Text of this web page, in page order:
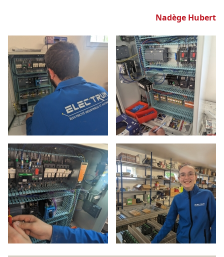
Nadège Hubert